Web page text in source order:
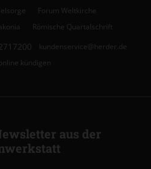
Forum Weltkirche
Römische Quartalschrift
kundenservice@herder.de
kündigen
aus der